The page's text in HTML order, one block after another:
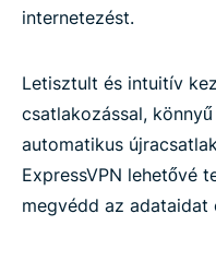
internetezést.
Letisztult és intuitív
csatlakozással,
automatikus
ExpressVPN lehetővé
megvédd az